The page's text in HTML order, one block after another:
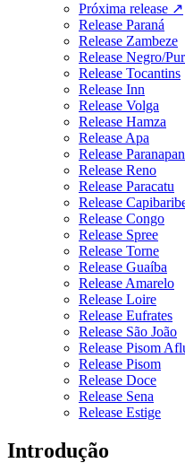
Próxima release ↗
Release Paraná
Release Zambeze
Release Negro/
Release Tocantins
Release Inn
Release Volga
Release Hamza
Release Apa
Release
Release Reno
Release Paracatu
Release
Release Congo
Release Spree
Release Torne
Release Guaíba
Release Amarelo
Release Loire
Release Eufrates
Release São João
Release Pisom
Release Pisom
Release Doce
Release Sena
Release Estige
Introdução